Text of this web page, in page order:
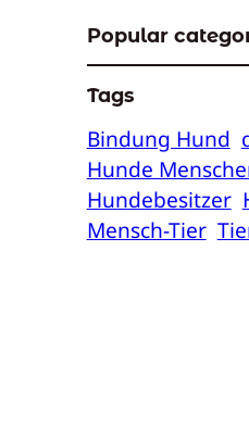
Popular
Tags
Bindung Hund
Hunde
Hundebesitzer
Mensch-Tier